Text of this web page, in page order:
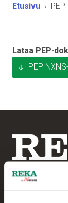
Etusivu
Lataa PEP-
PEP